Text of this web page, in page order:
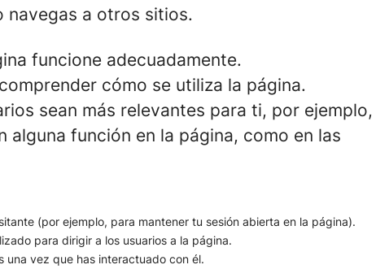
navegas a otros sitios.
funcione adecuadamente.
cómo se utiliza la página.
sean más relevantes para ti, por ejemplo,
alguna función en la página, como en las
(por ejemplo, para mantener tu sesión abierta en la página).
para dirigir a los usuarios a la página.
una vez que has interactuado con él.